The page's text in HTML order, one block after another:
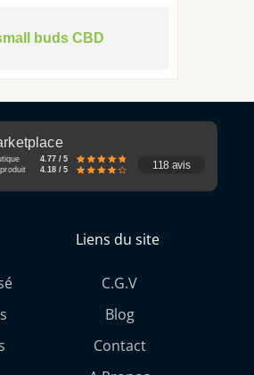
buds CBD
4.77 / 5
4.18 / 5 118 avis
Liens du site
C.G.V
Blog
Contact